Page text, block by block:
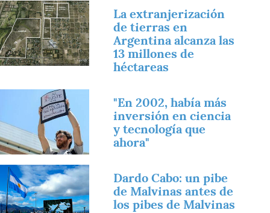
La extranjerización
de tierras en
Argentina alcanza las
13 millones de
héctareas
"En 2002, había más
inversión en ciencia
y tecnología que
ahora"
Dardo Cabo: un pibe
de Malvinas antes de
los pibes de Malvinas